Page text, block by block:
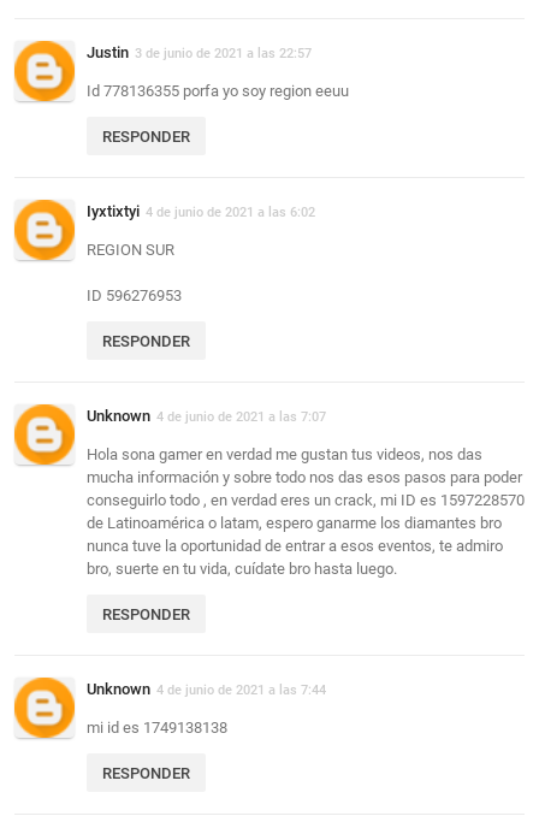
Justin 3 de junio de 2021 a las 22:57
Id 778136355 porfa yo soy region eeuu
RESPONDER
Iyxtixtyi 4 de junio de 2021 a las 6:02
REGION SUR
ID 596276953
RESPONDER
Unknown 4 de junio de 2021 a las 7:07
Hola sona gamer en verdad me gustan tus videos, nos das
mucha información y sobre todo nos das esos pasos para poder
conseguirlo todo , en verdad eres un crack, mi ID es 1597228570
de Latinoamérica o latam, espero ganarme los diamantes bro
nunca tuve la oportunidad de entrar a esos eventos, te admiro
bro, suerte en tu vida, cuídate bro hasta luego.
RESPONDER
Unknown 4 de junio de 2021 a las 7:44
mi id es 1749138138
RESPONDER